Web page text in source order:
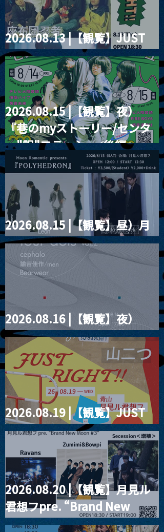
2026.08.13 |【観覧】JUST
RIGHT!! vol.26
2026.08.15 |【観覧】夜）
『巷のmyストーリー/センタ
ー"訳"フラッシュ⚡️後編』
2026.08.15 |【観覧】昼）月
見ルpre.『POLYHEDRON』
2026.08.16 |【観覧】夜）
four dots vol.2
2026.08.19 |【観覧】JUST
RIGHT!! vol.27
2026.08.20 |【観覧】月見ル
君想フpre. “Brand New
Moon #3”